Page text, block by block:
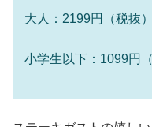
大人：2199円（税抜）
小学生以下：1099円（